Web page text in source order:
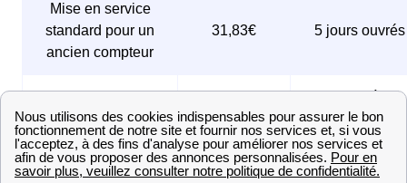
Mise en service
standard pour un
ancien compteur
31,83€ 5 jours ouvrés
Mise en service
express
sous 24 à 48
heures
Mise en service